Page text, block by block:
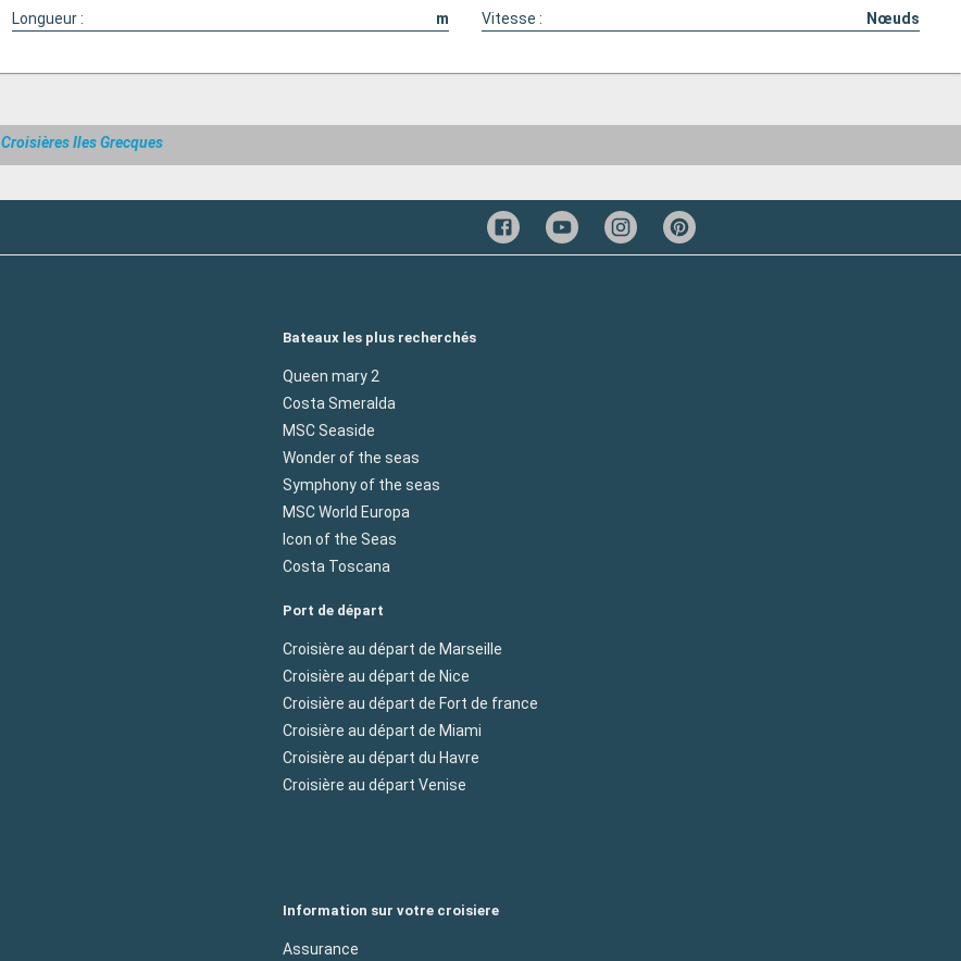
Longueur : m Vitesse : Nœuds
Croisières Iles Grecques
Bateaux les plus recherchés
Queen mary 2
Costa Smeralda
MSC Seaside
Wonder of the seas
Symphony of the seas
MSC World Europa
Icon of the Seas
Costa Toscana
Port de départ
Croisière au départ de Marseille
Croisière au départ de Nice
Croisière au départ de Fort de france
Croisière au départ de Miami
Croisière au départ du Havre
Croisière au départ Venise
Information sur votre croisiere
Assurance